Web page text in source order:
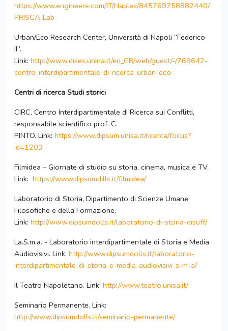
https://www.engineere.com/IT/Naples/845769758882440/
PRISCA-Lab
Urban/Eco Research Center, Università di Napoli “Federico
II”.
Link: http://www.dises.unina.it/en_GB/web/guest/-/769642-
centro-interdipartimentale-di-ricerca-urban-eco-
Centri di ricerca Studi storici
CIRC, Centro Interdipartimentale di Ricerca sui Conflitti,
responsabile scientifico prof. C.
PINTO. Link: https://www.dipsum.unisa.it/ricerca/focus?
id=1203
Filmidea – Giornate di studio su storia, cinema, musica e TV.
Link: https://www.dipsumdills.it/filmidea/
Laboratorio di Storia, Dipartimento di Scienze Umane
Filosofiche e della Formazione.
Link: http://www.dipsumdolls.it/laboratorio-di-storia-disuff/
La.S.m.a. - Laboratorio interdipartimentale di Storia e Media
Audiovisivi. Link: http://www.dipsumdolls.it/laboratorio-
interdipartimentale-di-storia-e-media-audiovisivi-s-m-a/
Il Teatro Napoletano. Link: http://www.teatro.unisa.it/
Seminario Permanente. Link:
http://www.dipsumdolls.it/seminario-permanente/